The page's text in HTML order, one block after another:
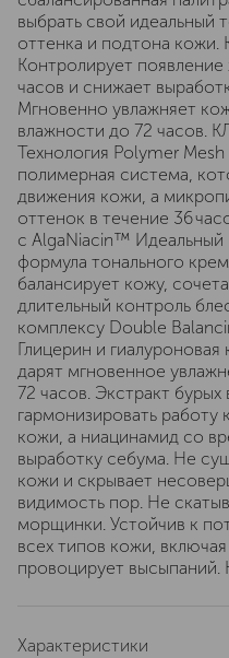
выбрать свой идеальный
оттенка и подтона кожи.
Контролирует
часов и снижает
Мгновенно увлажняет
влажности до 72
Технология Polymer
полимерная система,
движения кожи, а
оттенок в течение 36
с AlgaNiacin™ Идеальный
формула тонального
балансирует кожу,
длительный контроль
комплексу Double
Глицерин и
дарят мгновенное
72 часов. Экстракт
гармонизировать работу
кожи, а ниацинамид со
выработку себума. Не
кожи и скрывает
видимость пор. Не
морщинки. Устойчив к
всех типов кожи,
провоцирует
Характеристики